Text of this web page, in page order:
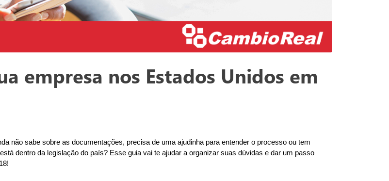
empresa nos Estados Unidos em
não sabe sobre as documentações, precisa de uma ajudinha para entender o processo ou tem
dentro da legislação do país? Esse guia vai te ajudar a organizar suas dúvidas e dar um passo